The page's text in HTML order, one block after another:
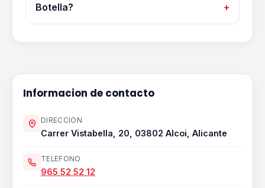
Botella?
Informacion de contacto
DIRECCION
Carrer Vistabella, 20, 03802 Alcoi, Alicante
TELEFONO
965 52 52 12